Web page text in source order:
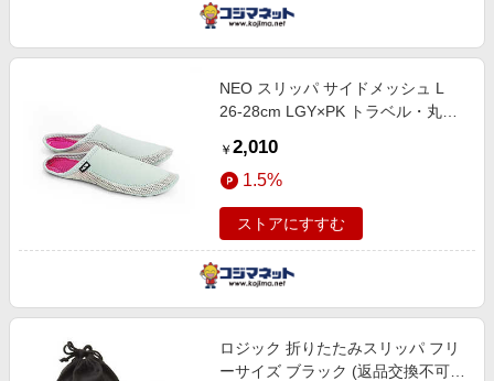
NEO スリッパ サイドメッシュ L
26-28cm LGY×PK トラベル・丸洗
￥ 2,010
1.5%
ストアにすすむ
ロジック 折りたたみスリッパ フリ
ーサイズ ブラック (返品交換不可)